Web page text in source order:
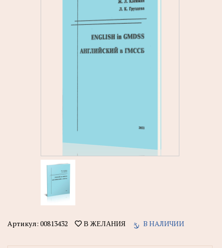
Артикул: 00813432 В ЖЕЛАНИЯ В НАЛИЧИИ